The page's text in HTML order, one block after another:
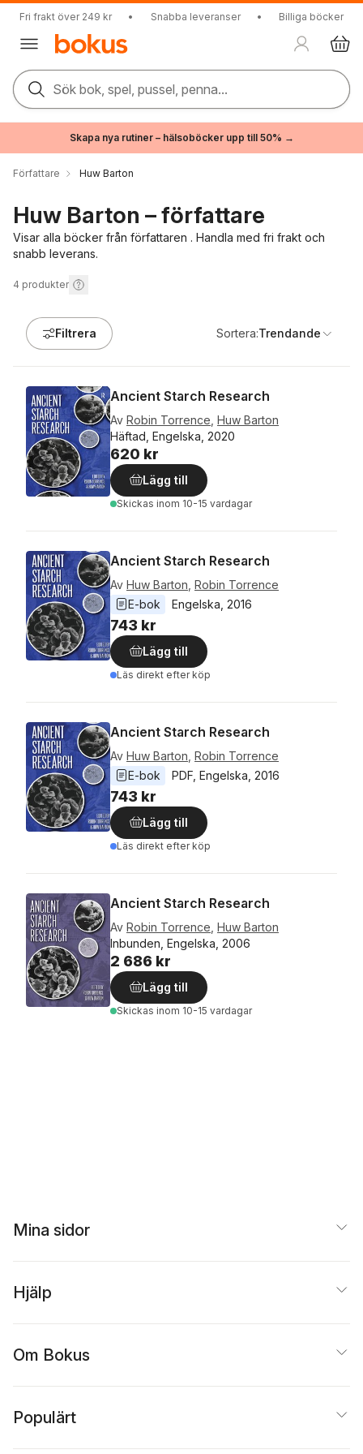
Fri frakt över 249 kr • Snabba leveranser • Billiga böcker
Sök bok, spel, pussel, penna...
Skapa nya rutiner – hälsoböcker upp till 50% →
Författare Huw Barton
Huw Barton – författare
Visar alla böcker från författaren . Handla med fri frakt och
snabb leverans.
4 produkter
Filtrera Sortera:Trendande
Ancient Starch Research
Av Robin Torrence Huw Barton
Häftad, Engelska, 2020
620 kr
Lägg till
Skickas inom 10-15 vardagar
Ancient Starch Research
Av Huw Barton Robin Torrence
E-bok
Engelska 2016
743 kr
Lägg till
Läs direkt efter köp
Ancient Starch Research
Av Huw Barton Robin Torrence
E-bok
PDF Engelska 2016
743 kr
Lägg till
Läs direkt efter köp
Ancient Starch Research
Av Robin Torrence Huw Barton
Inbunden, Engelska, 2006
2 686 kr
Lägg till
Skickas inom 10-15 vardagar
Mina sidor
Hjälp
Om Bokus
Populärt